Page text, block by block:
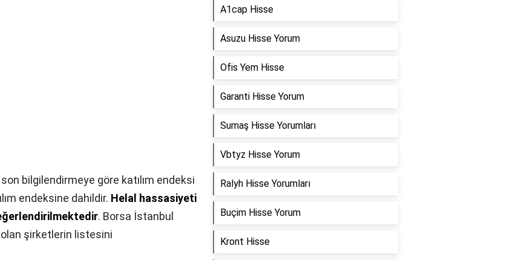
bilgilendirmeye göre katılım endeksi
endeksine dahildir. Helal hassasiyeti
. Borsa İstanbul
olan şirketlerin listesini
A1cap Hisse
Asuzu Hisse Yorum
Ofis Yem Hisse
Garanti Hisse Yorum
Sumaş Hisse Yorumları
Vbtyz Hisse Yorum
Ralyh Hisse Yorumları
Buçim Hisse Yorum
Kront Hisse